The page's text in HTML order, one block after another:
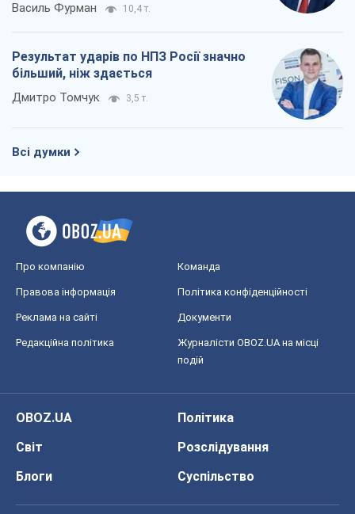
Василь Фурман 10,4 т.
Результат ударів по НПЗ Росії значно
більший, ніж здається
Дмитро Томчук 3,5 т.
Всі думки
Про компанію Команда
Правова інформація Політика конфіденційності
Реклама на сайті Документи
Редакційна політика
Журналісти OBOZ.UA на місці
подій
OBOZ.UA
Політика
Світ
Розслідування
Блоги
Суспільство